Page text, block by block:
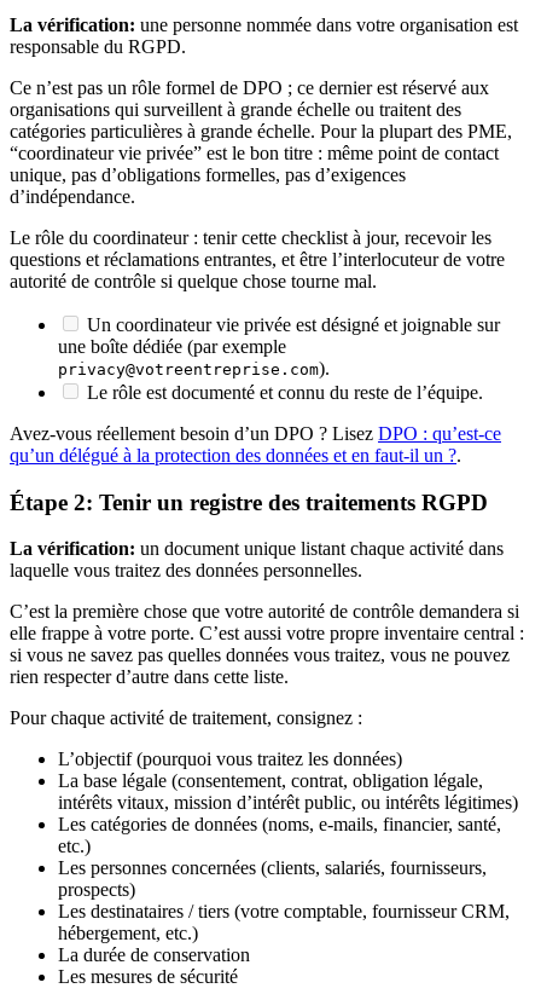
La vérification: une personne nommée dans votre organisation est
responsable du RGPD.
Ce n’est pas un rôle formel de DPO ; ce dernier est réservé aux
organisations qui surveillent à grande échelle ou traitent des
catégories particulières à grande échelle. Pour la plupart des PME,
“coordinateur vie privée” est le bon titre : même point de contact
unique, pas d’obligations formelles, pas d’exigences
d’indépendance.
Le rôle du coordinateur : tenir cette checklist à jour, recevoir les
questions et réclamations entrantes, et être l’interlocuteur de votre
autorité de contrôle si quelque chose tourne mal.
Un coordinateur vie privée est désigné et joignable sur
une boîte dédiée (par exemple
privacy@votreentreprise.com).
Le rôle est documenté et connu du reste de l’équipe.
Avez-vous réellement besoin d’un DPO ? Lisez DPO : qu’est-ce
qu’un délégué à la protection des données et en faut-il un ?.
Étape 2: Tenir un registre des traitements RGPD
La vérification: un document unique listant chaque activité dans
laquelle vous traitez des données personnelles.
C’est la première chose que votre autorité de contrôle demandera si
elle frappe à votre porte. C’est aussi votre propre inventaire central :
si vous ne savez pas quelles données vous traitez, vous ne pouvez
rien respecter d’autre dans cette liste.
Pour chaque activité de traitement, consignez :
L’objectif (pourquoi vous traitez les données)
La base légale (consentement, contrat, obligation légale,
intérêts vitaux, mission d’intérêt public, ou intérêts légitimes)
Les catégories de données (noms, e-mails, financier, santé,
etc.)
Les personnes concernées (clients, salariés, fournisseurs,
prospects)
Les destinataires / tiers (votre comptable, fournisseur CRM,
hébergement, etc.)
La durée de conservation
Les mesures de sécurité